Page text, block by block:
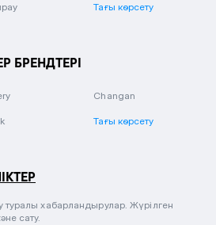
Тағы көрсету
БРЕНДТЕРІ
Changan
Тағы көрсету
туралы хабарландырулар. Жүрілген
сату.